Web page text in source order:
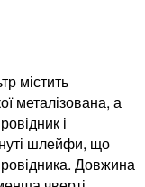
містить
металізована, а
і
шлейфи, що
Довжина